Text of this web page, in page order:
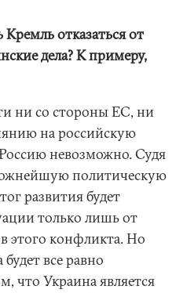
отказаться от
дела? К примеру,
ни со стороны ЕС, ни
на российскую
невозможно. Судя
политическую
развития будет
только лишь от
этого конфликта. Но
все равно
что Украина является